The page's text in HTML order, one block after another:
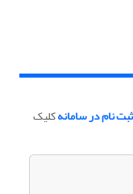
ثبت نام در سامانهکلیک